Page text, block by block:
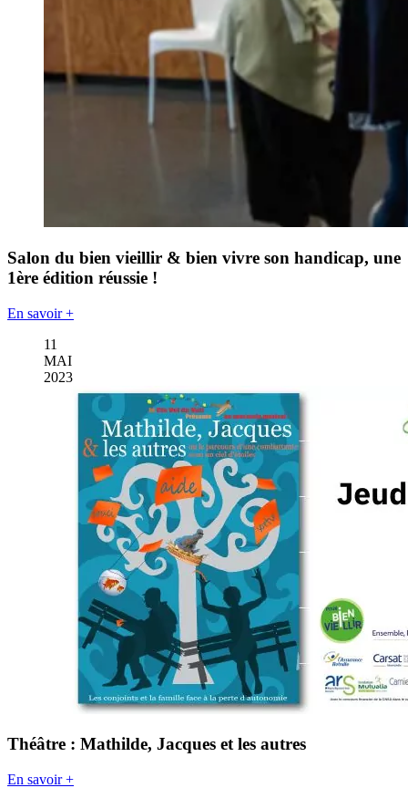
Salon du bien vieillir & bien vivre son handicap, une
1ère édition réussie !
En savoir +
11
MAI
2023
Théâtre : Mathilde, Jacques et les autres
En savoir +